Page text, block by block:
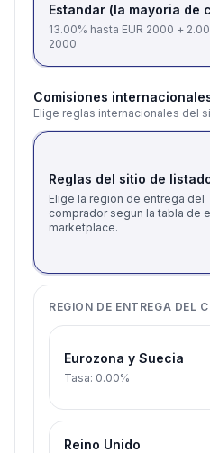
Estandar (la mayoria de
13.00% hasta EUR 2000 +
2000
Comisiones
Elige reglas internacionales del
Reglas del sitio de
Elige la region de entrega del
comprador segun la tabla de
marketplace.
REGION DE ENTREGA DEL
Eurozona y Suecia
Tasa: 0.00%
Reino Unido